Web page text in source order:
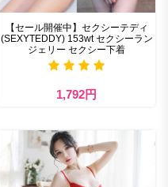
【セール開催中】セクシーテディ
(SEXYTEDDY) 153wt セクシーラン
ジェリー セクシー下着
1,792円